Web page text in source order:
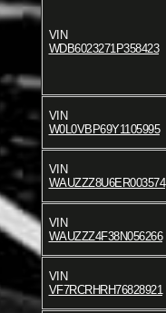
VIN
WDB6023271P358423
VIN
W0L0VBP69Y1105995
VIN
WAUZZZ8U6ER003574
VIN
WAUZZZ4F38N056266
VIN
VF7RCRHRH76828921